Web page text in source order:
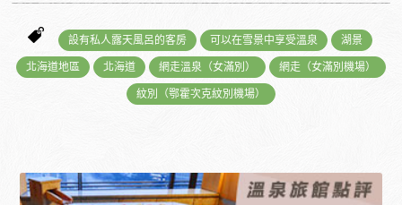
設有私人露天風呂的客房 可以在雪景中享受溫泉 湖景
北海道地區 北海道 網走溫泉（女滿別） 網走（女滿別機場）
紋別（鄂霍次克紋別機場）